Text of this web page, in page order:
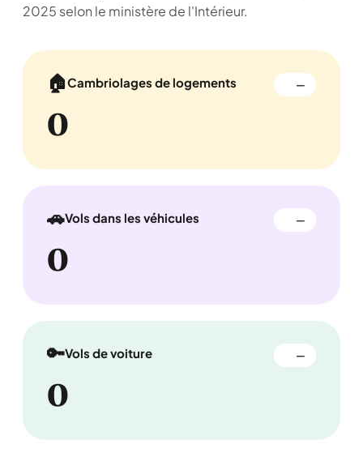
2025 selon le ministère de l'Intérieur.
🏠Cambriolages de logements —
0
🚗Vols dans les véhicules —
0
🔑Vols de voiture —
0